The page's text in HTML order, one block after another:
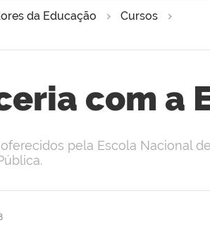
da Educação Cursos
com a
pela Escola Nacional